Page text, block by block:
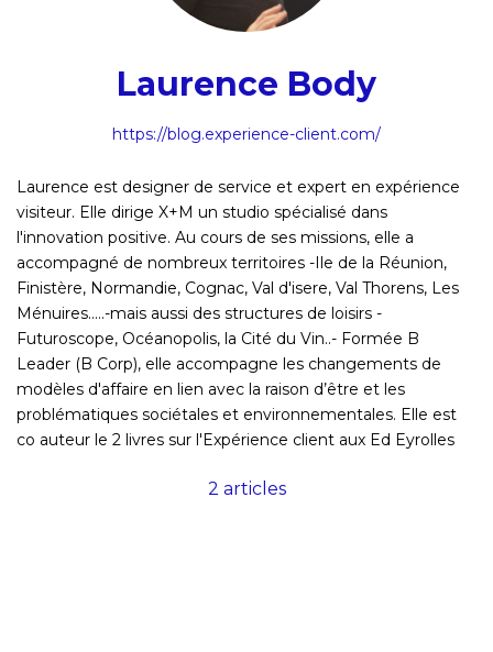
Laurence Body
https://blog.experience-client.com/
Laurence est designer de service et expert en expérience
visiteur. Elle dirige X+M un studio spécialisé dans
l'innovation positive. Au cours de ses missions, elle a
accompagné de nombreux territoires -Ile de la Réunion,
Finistère, Normandie, Cognac, Val d'isere, Val Thorens, Les
Ménuires.....-mais aussi des structures de loisirs -
Futuroscope, Océanopolis, la Cité du Vin..- Formée B
Leader (B Corp), elle accompagne les changements de
modèles d'affaire en lien avec la raison d’être et les
problématiques sociétales et environnementales. Elle est
co auteur le 2 livres sur l'Expérience client aux Ed Eyrolles
2 articles